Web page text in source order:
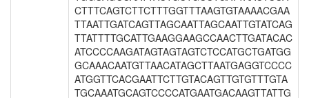
CTTTCAGTCTTCTTTGGTTTAAGTGTAAAACGAA
TTAATTGATCAGTTAGCAATTAGCAATTGTATCAG
TTATTTTGCATTGAAGGAAGCCAACTTGATACAC
ATCCCCAAGATAGTAGTAGTCTCCATGCTGATGG
GCAAACAATGTTAACATAGCTTAATGAGGTCCCC
ATGGTTCACGAATTCTTGTACAGTTGTGTTTGTA
TGCAAATGCAGTCCCCATGAATGACAAGTTATTG